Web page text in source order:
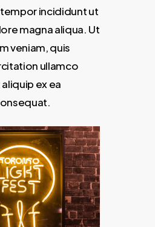
incididunt ut
magna aliqua. Ut
veniam, quis
ullamco
ex ea